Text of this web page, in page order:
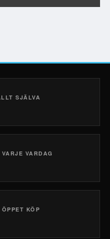
SJÄLVA
VARDAG
KÖP